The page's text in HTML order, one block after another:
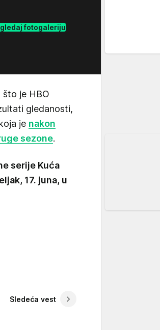
fotogaleriju
što je HBO
gledanosti,
je nakon
sezone.
serije Kuća
17. juna, u
Sledeća vest